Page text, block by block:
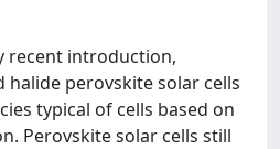
recent introduction,
halide perovskite solar cells
typical of cells based on
Perovskite solar cells still